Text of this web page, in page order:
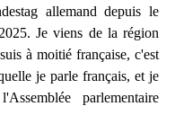
allemand depuis le
Je viens de la région
à moitié française, c'est
je parle français, et je
parlementaire